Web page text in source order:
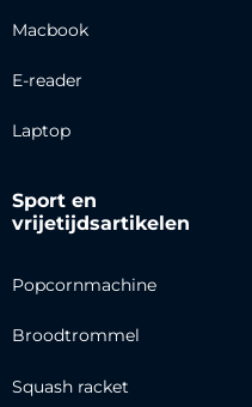
Macbook
E-reader
Laptop
Sport en
vrijetijdsartikelen
Popcornmachine
Broodtrommel
Squash racket